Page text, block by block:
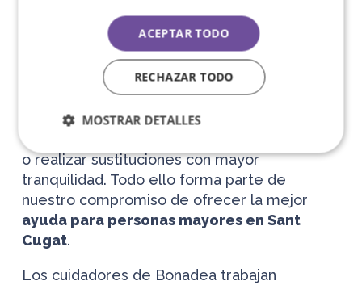
Ofrecemos un servicio de cuidados pensado
para adaptarse a la rutina de cada hogar, con
soluciones flexibles que facilitan la
organización familiar. Además, mantenemos
un precio estable mes a mes, evitando
variaciones por vacaciones, bajas o cambios
en el equipo, lo que permite ajustar horarios
o realizar sustituciones con mayor
tranquilidad. Todo ello forma parte de
nuestro compromiso de ofrecer la mejor
ayuda para personas mayores en Sant
Cugat.
Los cuidadores de Bonadea trabajan
ACEPTAR TODO
RECHAZAR TODO
MOSTRAR DETALLES